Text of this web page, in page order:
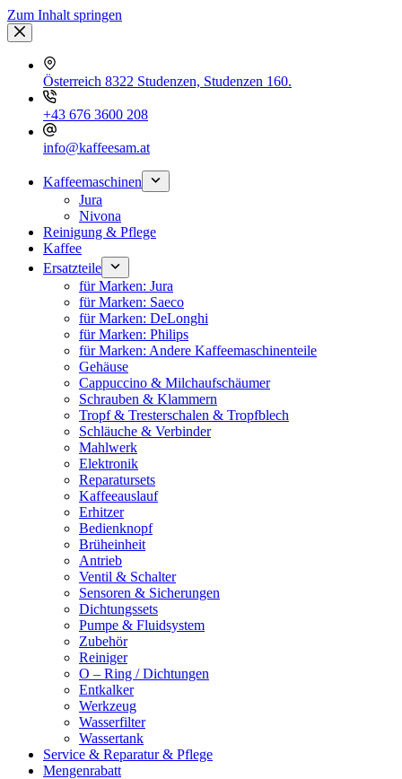
Zum Inhalt springen
Österreich 8322 Studenzen, Studenzen 160.
+43 676 3600 208
info@kaffeesam.at
Kaffeemaschinen
Jura
Nivona
Reinigung & Pflege
Kaffee
Ersatzteile
für Marken: Jura
für Marken: Saeco
für Marken: DeLonghi
für Marken: Philips
für Marken: Andere Kaffeemaschinenteile
Gehäuse
Cappuccino & Milchaufschäumer
Schrauben & Klammern
Tropf & Tresterschalen & Tropfblech
Schläuche & Verbinder
Mahlwerk
Elektronik
Reparatursets
Kaffeeauslauf
Erhitzer
Bedienknopf
Brüheinheit
Antrieb
Ventil & Schalter
Sensoren & Sicherungen
Dichtungssets
Pumpe & Fluidsystem
Zubehör
Reiniger
O – Ring / Dichtungen
Entkalker
Werkzeug
Wasserfilter
Wassertank
Service & Reparatur & Pflege
Mengenrabatt